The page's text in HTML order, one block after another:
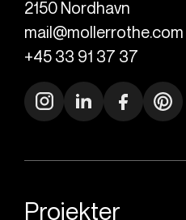
2150 Nordhavn
mail@mollerrothe.com
+45 33 91 37 37
Projekter